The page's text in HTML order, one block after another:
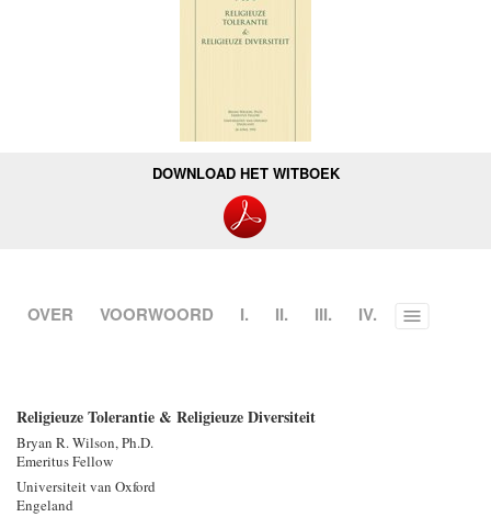
DOWNLOAD HET WITBOEK
OVER VOORWOORD I. II. III. IV. Toggle
Religieuze Tolerantie & Religieuze Diversiteit
Bryan R. Wilson, Ph.D.
Emeritus Fellow
Universiteit van Oxford
Engeland